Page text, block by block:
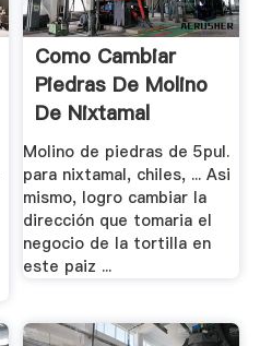
Como Cambiar
Piedras De Molino
De Nixtamal
Molino de piedras de 5pul.
para nixtamal, chiles, ... Asi
mismo, logro cambiar la
dirección que tomaria el
negocio de la tortilla en
este paiz ...